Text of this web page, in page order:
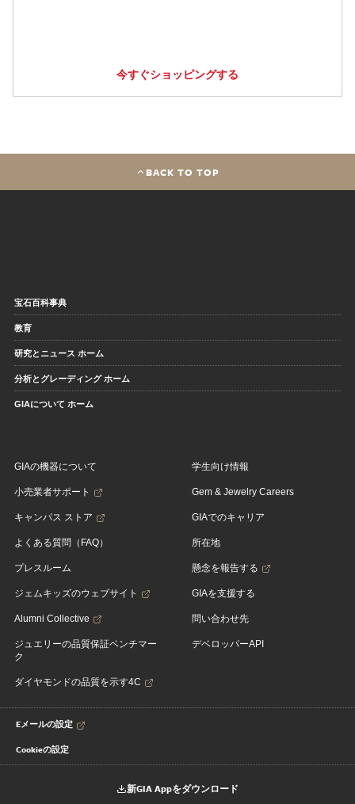
今すぐショッピングする
BACK TO TOP
宝石百科事典
教育
研究とニュース ホーム
分析とグレーディング ホーム
GIAについて ホーム
GIAの機器について
小売業者サポート
キャンパス ストア
よくある質問（FAQ）
プレスルーム
ジェムキッズのウェブサイト
Alumni Collective
ジュエリーの品質保証ベンチマー
ク
ダイヤモンドの品質を示す4C
学生向け情報
Gem & Jewelry Careers
GIAでのキャリア
所在地
懸念を報告する
GIAを支援する
問い合わせ先
デベロッパーAPI
Eメールの設定
Cookieの設定
新GIA Appをダウンロード